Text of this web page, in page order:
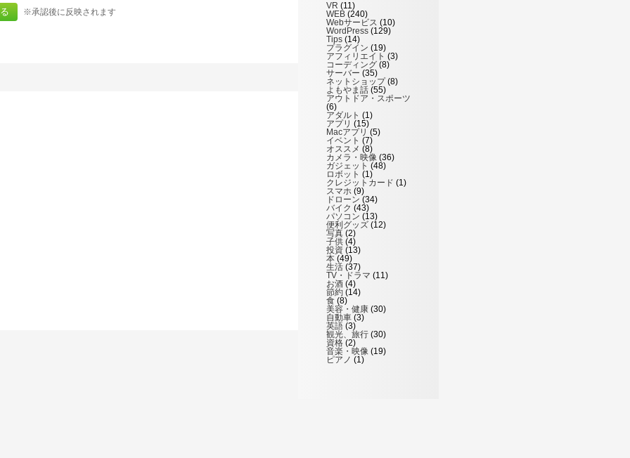
※承認後に反映されます
VR (11)
WEB (240)
Webサービス (10)
WordPress (129)
Tips (14)
プラグイン (19)
アフィリエイト (3)
コーディング (8)
サーバー (35)
ネットショップ(8)
よもやま話 (55)
アウトドア・スポーツ
(6)
アダルト (1)
アプリ (15)
Macアプリ (5)
イベント (7)
オススメ (8)
カメラ・映像 (36)
ガジェット (48)
ロボット (1)
クレジットカード (1)
スマホ (9)
ドローン (34)
バイク (43)
パソコン (13)
便利グッズ (12)
写真 (2)
子供 (4)
投資 (13)
本 (49)
生活 (37)
TV・ドラマ (11)
お酒 (4)
節約 (14)
食 (8)
美容・健康 (30)
自動車 (3)
英語 (3)
観光、旅行 (30)
資格 (2)
音楽・映像 (19)
ピアノ (1)